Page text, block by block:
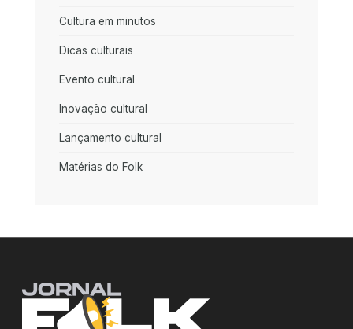
Cultura em minutos
Dicas culturais
Evento cultural
Inovação cultural
Lançamento cultural
Matérias do Folk